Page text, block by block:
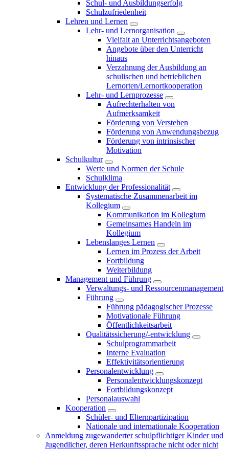
Schul- und Ausbildungserfolg
Schulzufriedenheit
Lehren und Lernen
Lehr- und Lernorganisation
Vielfalt an Unterrichtsangeboten
Angebote über den Unterricht
hinaus
Verzahnung der Ausbildung an
schulischen und betrieblichen
Lernorten/Lernortkooperation
Lehr- und Lernprozesse
Aufrechterhalten von
Aufmerksamkeit
Förderung von Verstehen
Förderung von Anwendungsbezug
Förderung von intrinsischer
Motivation
Schulkultur
Werte und Normen der Schule
Schulklima
Entwicklung der Professionalität
Systematische Zusammenarbeit im
Kollegium
Kommunikation im Kollegium
Gemeinsames Handeln im
Kollegium
Lebenslanges Lernen
Lernen im Prozess der Arbeit
Fortbildung
Weiterbildung
Management und Führung
Verwaltungs- und Ressourcenmanagement
Führung
Führung pädagogischer Prozesse
Motivationale Führung
Öffentlichkeitsarbeit
Qualitätssicherung/-entwicklung
Schulprogrammarbeit
Interne Evaluation
Effektivitätsorientierung
Personalentwicklung
Personalentwicklungskonzept
Fortbildungskonzept
Personalauswahl
Kooperation
Schüler- und Elternpartizipation
Nationale und internationale Kooperation
Anmeldung zugewanderter schulpflichtiger Kinder und
Jugendlicher, deren Herkunftssprache nicht oder nicht